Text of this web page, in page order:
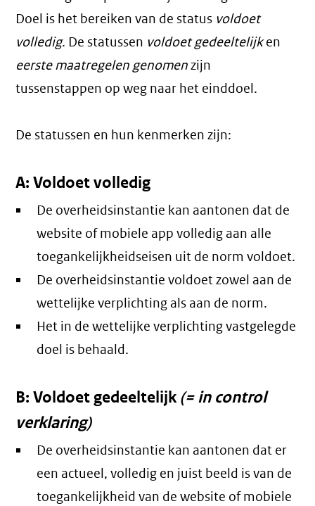
Doel is het bereiken van de status voldoet
volledig. De statussen voldoet gedeeltelijken
eerste maatregelen genomenzijn
tussenstappen op weg naar het einddoel.
De statussen en hun kenmerken zijn:
A: Voldoet volledig
De overheidsinstantie kan aantonen dat de
website of mobiele app volledig aan alle
toegankelijkheidseisen uit de norm voldoet.
De overheidsinstantie voldoet zowel aan de
wettelijke verplichting als aan de norm.
Het in de wettelijke verplichting vastgelegde
doel is behaald.
B: Voldoet gedeeltelijk(= in control
verklaring)
De overheidsinstantie kan aantonen dat er
een actueel, volledig en juist beeld is van de
toegankelijkheid van de website of mobiele